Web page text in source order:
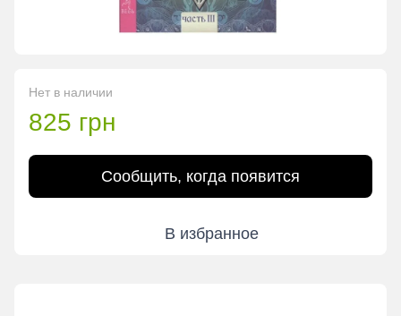
Нет в наличии
825 грн
Сообщить, когда появится
В избранное